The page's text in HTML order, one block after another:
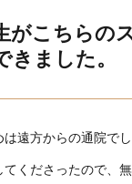
がこちらの
きました。
は遠方からの通院で
てくださったので、